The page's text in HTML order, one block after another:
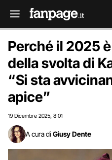
Perché il 2025
della svolta di
“Si sta
apice”
19 Dicembre 2025 8:01
A cura di Giusy Dente